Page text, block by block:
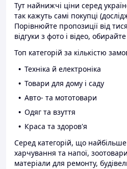
Тут найнижчі ціни серед
так кажуть самі покупці
Порівнюйте пропозиції від
відгуки з фото і відео,
Топ категорій за кількістю
Техніка й електроніка
Товари для дому і саду
Авто- та мототовари
Одяг та взуття
Краса та здоров'я
Серед категорій, що
харчування та напої,
матеріали для ремонту,